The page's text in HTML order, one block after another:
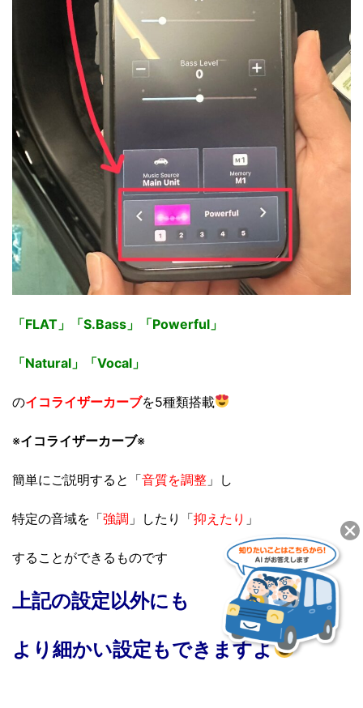
「FLAT」「S.Bass」「Powerful」
「Natural」「Vocal」
のイコライザーカーブを5種類搭載
※イコライザーカーブ※
簡単にご説明すると「音質を調整 」し
特定の音域を「強調 」したり「抑えたり 」
することができるものです
上記の設定以外にも
より細かい設定もできますよ